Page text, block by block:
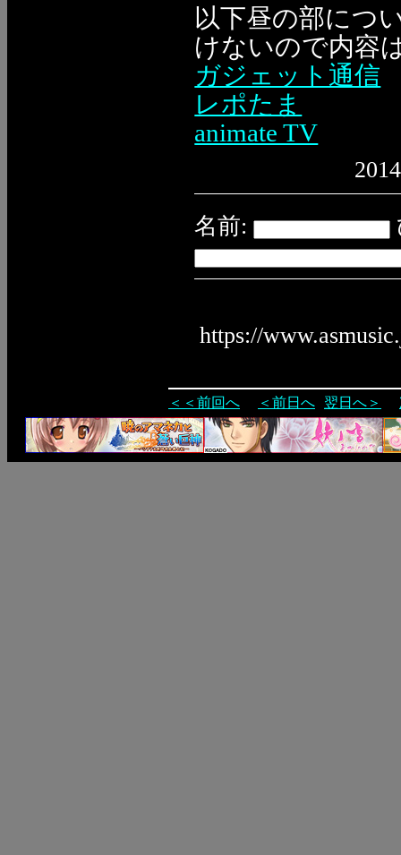
以下昼の部につ
けないので内容
ガジェット通信
レポたま
animate TV
名前:
https://
＜＜前回へ ＜前日へ 翌日へ＞